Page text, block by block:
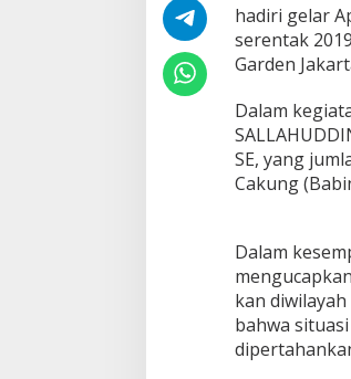
u
S
e
r
n
t
a
k
,
k
a
p
o
l
s
hadiri gelar
serentak
Garden
Dalam
SE, yang
Cakung
Dalam
kan diwilayah
bahwa